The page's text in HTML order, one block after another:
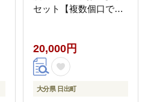
セット【複数個口で配
20,000円
大分県 日出町